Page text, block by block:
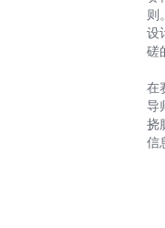
则
设
磋
在
导
挠
信